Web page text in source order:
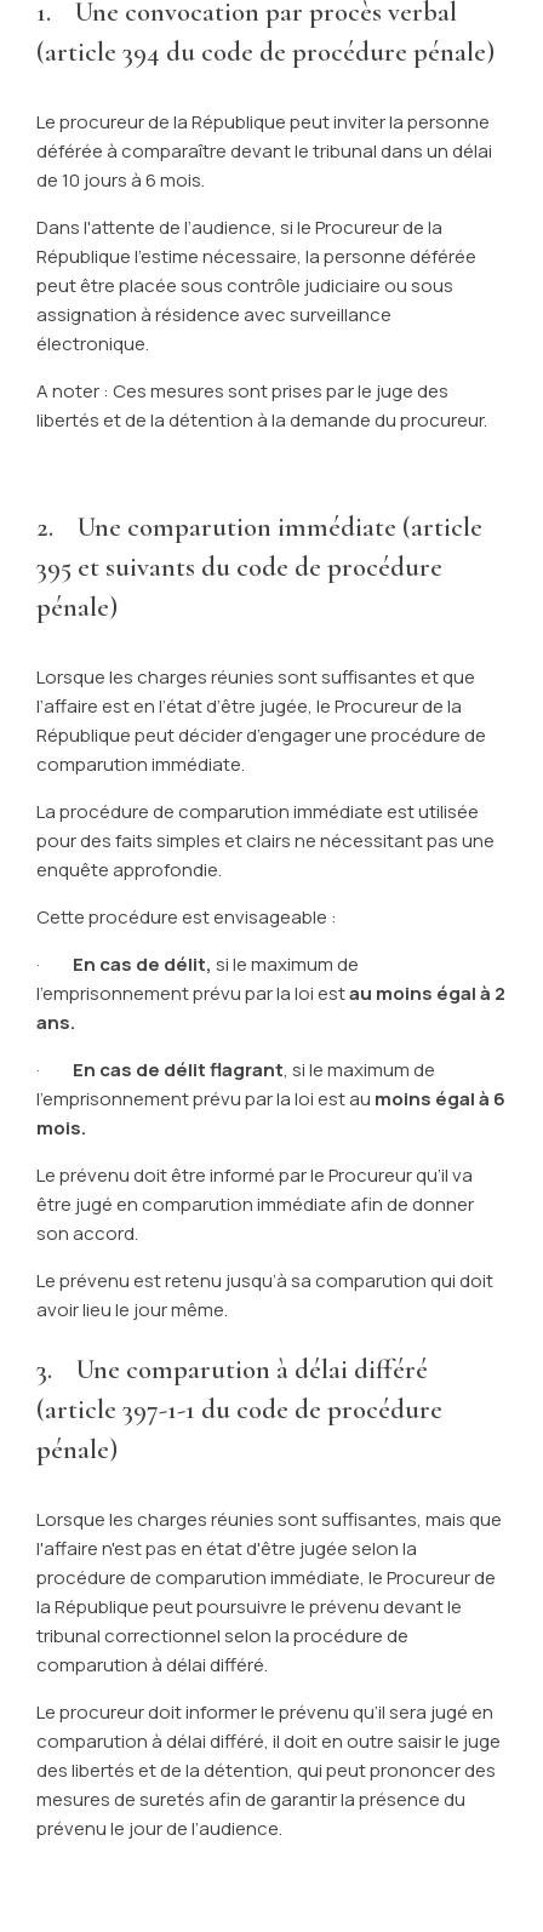
1. Une convocation par procès verbal
(article 394 du code de procédure pénale)
Le procureur de la République peut inviter la personne
déférée à comparaître devant le tribunal dans un délai
de 10 jours à 6 mois.
Dans l'attente de l’audience, si le Procureur de la
République l’estime nécessaire, la personne déférée
peut être placée sous contrôle judiciaire ou sous
assignation à résidence avec surveillance
électronique.
A noter : Ces mesures sont prises par le juge des
libertés et de la détention à la demande du procureur.
2. Une comparution immédiate (article
395 et suivants du code de procédure
pénale)
Lorsque les charges réunies sont suffisantes et que
l’affaire est en l’état d’être jugée, le Procureur de la
République peut décider d’engager une procédure de
comparution immédiate.
La procédure de comparution immédiate est utilisée
pour des faits simples et clairs ne nécessitant pas une
enquête approfondie.
Cette procédure est envisageable :
·
En cas de délit, si le maximum de
l'emprisonnement prévu par la loi estau moins égal à 2
ans.
· En cas de délit flagrant, si le maximum de
l'emprisonnement prévu par la loi est au moins égal à 6
mois.
Le prévenu doit être informé par le Procureur qu’il va
être jugé en comparution immédiate afin de donner
son accord.
Le prévenu est retenu jusqu’à sa comparution qui doit
avoir lieu le jour même.
3. Une comparution à délai différé
(article 397-1-1 du code de procédure
pénale)
Lorsque les charges réunies sont suffisantes, mais que
l'affaire n'est pas en état d'être jugée selon la
procédure de comparution immédiate, le Procureur de
la République peut poursuivre le prévenu devant le
tribunal correctionnel selon la procédure de
comparution à délai différé.
Le procureur doit informer le prévenu qu’il sera jugé en
comparution à délai différé, il doit en outre saisir le juge
des libertés et de la détention, qui peut prononcer des
mesures de suretés afin de garantir la présence du
prévenu le jour de l’audience.